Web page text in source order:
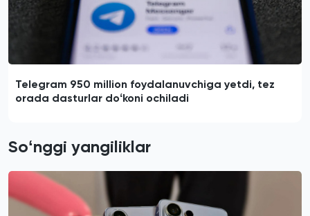
Telegram 950 million foydalanuvchiga yetdi, tez
orada dasturlar doʻkoni ochiladi
Soʻnggi yangiliklar